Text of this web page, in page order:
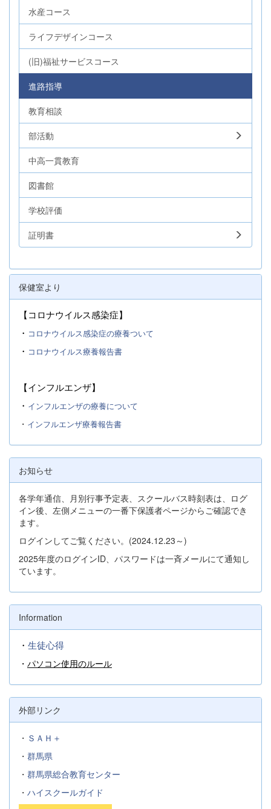
水産コース
ライフデザインコース
(旧)福祉サービスコース
進路指導
教育相談
部活動
中高一貫教育
図書館
学校評価
証明書
保健室より
【コロナウイルス感染症】
・ コロナウイルス感染症の療養ついて
・ コロナウイルス療養報告書
【インフルエンザ】
・ インフルエンザの療養について
・ インフルエンザ療養報告書
お知らせ
各学年通信、月別行事予定表、スクールバス時刻表は、ログ
イン後、左側メニューの一番下保護者ページからご確認でき
ます。
ログインしてご覧ください。(2024.12.23～)
2025年度のログインID、パスワードは一斉メールにて通知し
ています。
Information
・ 生徒心得
・ パソコン使用のルール
外部リンク
・ ＳＡＨ＋
・ 群馬県
・ 群馬県総合教育センター
・ ハイスクールガイド